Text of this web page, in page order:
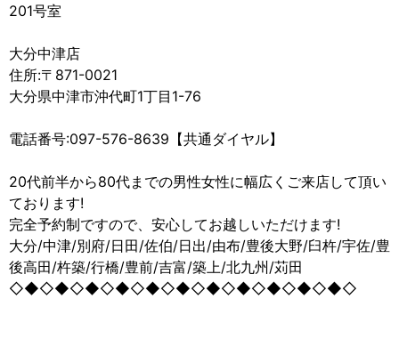
201号室
大分中津店
住所:〒871-0021
大分県中津市沖代町1丁目1-76
電話番号:097-576-8639【共通ダイヤル】
20代前半から80代までの男性女性に幅広くご来店して頂い
ております!
完全予約制ですので、安心してお越しいただけます!
大分/中津/別府/日田/佐伯/日出/由布/豊後大野/臼杵/宇佐/豊
後高田/杵築/行橋/豊前/吉富/築上/北九州/苅田
◇◆◇◆◇◆◇◆◇◆◇◆◇◆◇◆◇◆◇◆◇◆◇